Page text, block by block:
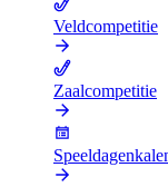
Veldcompetitie
Zaalcompetitie